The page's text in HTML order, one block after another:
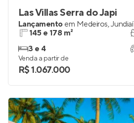
Las Villas Serra do Japi
Lançamento em Medeiros,Jundiaí
145 e 178 m²
3 e 4
Venda a partir de
R$ 1.067.000